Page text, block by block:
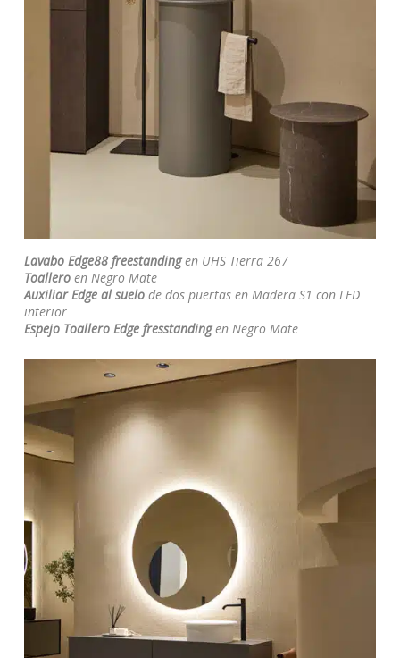
Lavabo Edge88 freestandingen UHS Tierra 267
Toalleroen Negro Mate
Auxiliar Edge al suelode dos puertas en Madera S1 con LED
interior
Espejo Toallero Edge fresstandingen Negro Mate